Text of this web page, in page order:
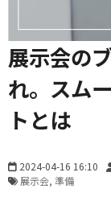
展示会の
れ。スム
トとは
2024-04-16 16:10
展示会 準備